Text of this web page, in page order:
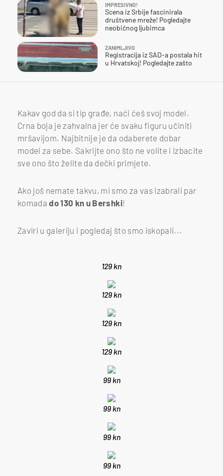
IMPRESIVNO!
Scena iz Srbije fascinirala
društvene mreže! Pogledajte
neobičnog ljubimca
ZANIMLJIVO
Registracija iz SAD-a postala hit
u Hrvatskoj! Pogledajte zašto
Kakav god da si tip građe, naći ćeš svoj model.
Crna boja je zahvalna jer će svaku figuru učiniti
mršavijom. Najbitnije je da odaberete dobar
model za sebe. Sakrijte ono što ne volite i izbacite
sve ono što želite da dečki primjete.
Ako još nemate takvu, mi smo za vas izabrali par
komadado 130 kn u Bershki!
Zaviri u galeriju i pogledaj što smo iskopali...
129 kn
129 kn
129 kn
129 kn
99 kn
99 kn
99 kn
99 kn